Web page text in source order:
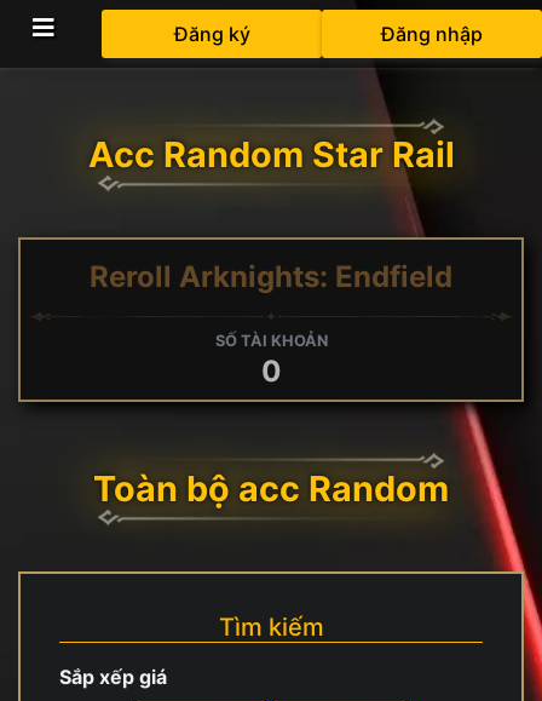
Đăng ký Đăng nhập
Acc Random Star Rail
Reroll Arknights: Endfield
SỐ TÀI KHOẢN
0
Toàn bộ acc Random
Tìm kiếm
Sắp xếp giá